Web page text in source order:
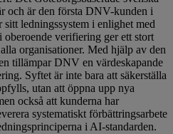
och är den första DNV-kunden i
ledningssystem i enlighet med
oberoende verifiering ger ett stort
organisationer. Med hjälp av den
tillämpar DNV en värdeskapande
Syftet är inte bara att säkerställa
utan att öppna upp nya
också att kunderna har
systematiskt förbättringsarbete
i AI-standarden.